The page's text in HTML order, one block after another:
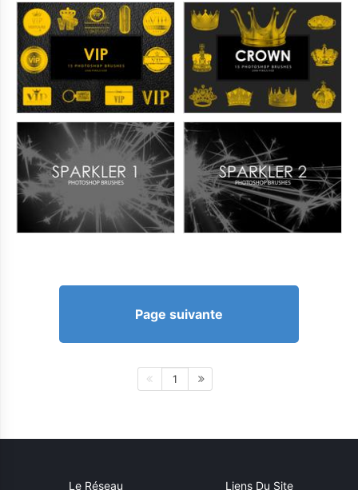
Page suivante
1
Le Réseau Liens Du Site